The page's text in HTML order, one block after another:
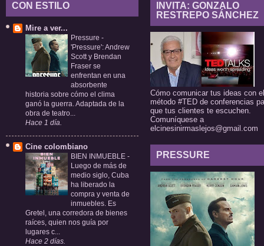
CON ESTILO
Mire a ver...
Pressure -
'Pressure': Andrew
Scott y Brendan
Fraser se
enfrentan en una
absorbente
historia sobre cómo el clima
ganó la guerra. Adaptada de la
obra de teatro...
Hace 1 día.
Cine colombiano
BIEN INMUEBLE -
Luego de más de
medio siglo, Cuba
ha liberado la
compra y venta de
inmuebles. Es
Gretel, una corredora de bienes
raíces, quien nos guía por
lugares c...
Hace 2 días.
INVITA: GONZALO
RESTREPO SÁNCHEZ
Cómo comunicar tus ideas con el
método #TED de conferencias
que tus clientes te escuchen.
Comuníquese a
elcinesinirmaslejos@gmail.com
PRESSURE